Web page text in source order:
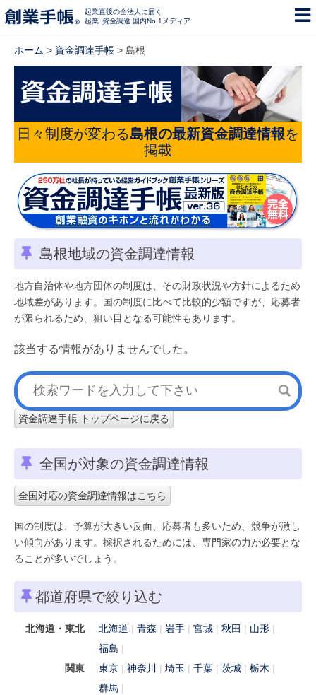
起業直後の全法人に届く
起業･資金調達 国内No.1メディア
ホーム > 資金調達手帳 > 島根
日々制度が変わる島根の最新資金調達情報を
掲載
島根地域の資金調達情報
地方自治体や地方団体の制度は、その財政状況や方針によるため
地域差があります。国の制度に比べて比較的少額ですが、応募者
が限られるため、狙い目となる可能性もあります。
該当する情報がありませんでした。
資金調達手帳 トップページに戻る
全国が対象の資金調達情報
全国対応の資金調達情報はこちら
国の制度は、予算が大きい反面、応募者も多いため、競争が激し
い傾向があります。採択されるためには、専門家の力が必要とな
ることが多いでしょう。
都道府県で絞り込む
北海道・東北 北海道 青森 岩手 宮城 秋田
山形
福島
関東
東京 神奈川 埼玉 千葉 茨城
栃木
群馬